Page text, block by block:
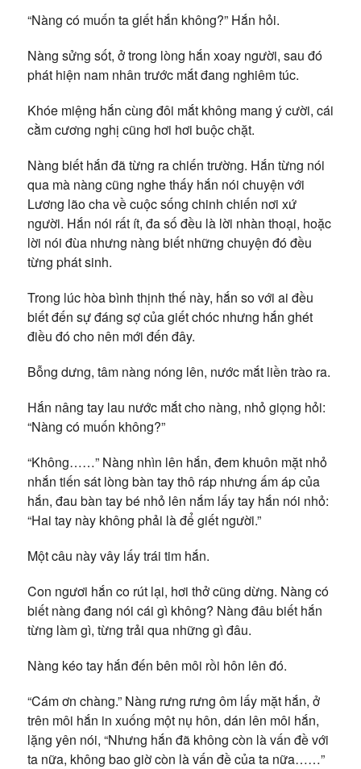
“Nàng có muốn ta giết hắn không?” Hắn hỏi.
Nàng sửng sốt, ở trong lòng hắn xoay người, sau đó
phát hiện nam nhân trước mắt đang nghiêm túc.
Khóe miệng hắn cùng đôi mắt không mang ý cười, cái
cằm cương nghị cũng hơi hơi buộc chặt.
Nàng biết hắn đã từng ra chiến trường. Hắn từng nói
qua mà nàng cũng nghe thấy hắn nói chuyện với
Lương lão cha về cuộc sống chinh chiến nơi xứ
người. Hắn nói rất ít, đa số đều là lời nhàn thoại, hoặc
lời nói đùa nhưng nàng biết những chuyện đó đều
từng phát sinh.
Trong lúc hòa bình thịnh thế này, hắn so với ai đều
biết đến sự đáng sợ của giết chóc nhưng hắn ghét
điều đó cho nên mới đến đây.
Bỗng dưng, tâm nàng nóng lên, nước mắt liền trào ra.
Hắn nâng tay lau nước mắt cho nàng, nhỏ giọng hỏi:
“Nàng có muốn không?”
“Không……” Nàng nhìn lên hắn, đem khuôn mặt nhỏ
nhắn tiến sát lòng bàn tay thô ráp nhưng ấm áp của
hắn, đau bàn tay bé nhỏ lên nắm lấy tay hắn nói nhỏ:
“Hai tay này không phải là để giết người.”
Một câu này vây lấy trái tim hắn.
Con ngươi hắn co rút lại, hơi thở cũng dừng. Nàng có
biết nàng đang nói cái gì không? Nàng đâu biết hắn
từng làm gì, từng trải qua những gì đâu.
Nàng kéo tay hắn đến bên môi rồi hôn lên đó.
“Cám ơn chàng.” Nàng rưng rưng ôm lấy mặt hắn, ở
trên môi hắn in xuống một nụ hôn, dán lên môi hắn,
lặng yên nói, “Nhưng hắn đã không còn là vấn đề với
ta nữa, không bao giờ còn là vấn đề của ta nữa……”